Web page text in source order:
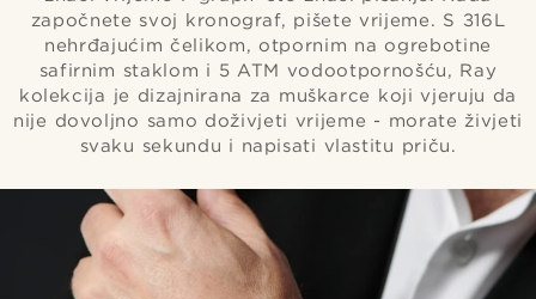
započnete svoj kronograf, pišete vrijeme. S 316L
nehrđajućim čelikom, otpornim na ogrebotine
safirnim staklom i 5 ATM vodootpornošću, Ray
kolekcija je dizajnirana za muškarce koji vjeruju da
nije dovoljno samo doživjeti vrijeme - morate živjeti
svaku sekundu i napisati vlastitu priču.